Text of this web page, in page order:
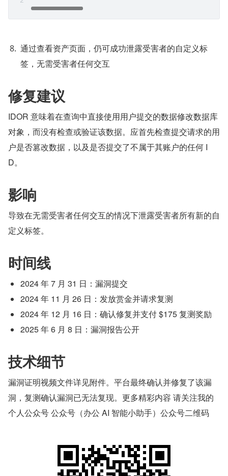
通过查看资产页面，仍可成功泄露受害者的自定义标
签，无需受害者任何交互
修复建议
IDOR 意味着在查询中直接使用用户提交的数据修改数据库
对象，而没有检查或验证该数据。应首先检查提交请求的用
户是否篡改数据，以及是否提交了不属于其账户的任何 I
D。
影响
导致在无需受害者任何交互的情况下泄露受害者所有新的自
定义标签。
时间线
2024 年 7 月 31 日：漏洞提交
2024 年 11 月 26 日：发放赏金并请求复测
2024 年 12 月 16 日：确认修复并支付 $175 复测奖励
2025 年 6 月 8 日：漏洞报告公开
技术细节
漏洞证明视频文件详见附件。平台最终确认并修复了该漏
洞，复测确认漏洞已无法复现。更多精彩内容 请关注我的
个人公众号 公众号（办公 AI 智能小助手）公众号二维码